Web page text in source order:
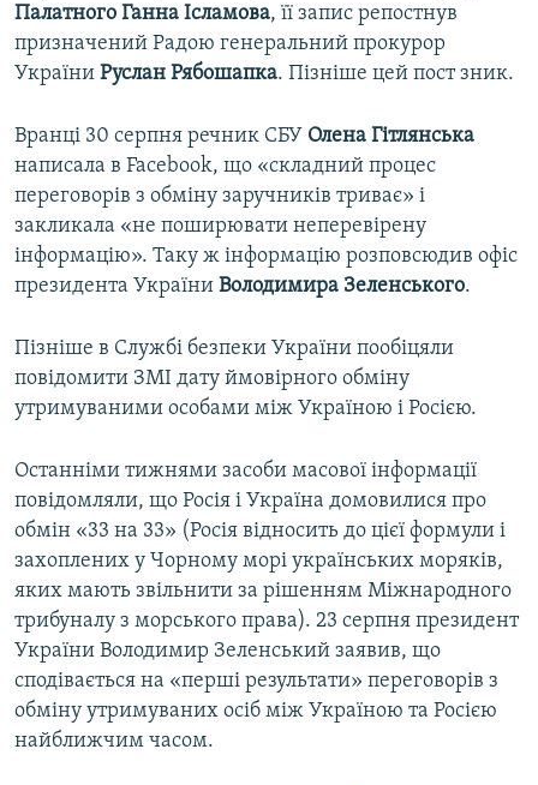
Палатного Ганна Ісламова, її запис репостнув
призначений Радою генеральний прокурор
України Руслан Рябошапка. Пізніше цей пост зник.
Вранці 30 серпня речник СБУ Олена Гітлянська
написала в Facebook, що «складний процес
переговорів з обміну заручників триває» і
закликала «не поширювати неперевірену
інформацію». Таку ж інформацію розповсюдив офіс
президента України Володимира Зеленського.
Пізніше в Службі безпеки України пообіцяли
повідомити ЗМІ дату ймовірного обміну
утримуваними особами між Україною і Росією.
Останніми тижнями засоби масової інформації
повідомляли, що Росія і Україна домовилися про
обмін «33 на 33» (Росія відносить до цієї формули і
захоплених у Чорному морі українських моряків,
яких мають звільнити за рішенням Міжнародного
трибуналу з морського права). 23 серпня президент
України Володимир Зеленський заявив, що
сподівається на «перші результати» переговорів з
обміну утримуваних осіб між Україною та Росією
найближчим часом.